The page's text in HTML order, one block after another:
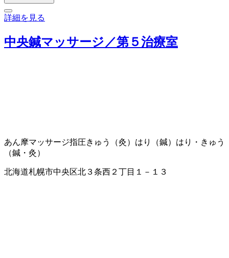
詳細を見る
中央鍼マッサージ／第５治療室
あん摩マッサージ指圧きゅう（灸） はり（鍼） はり・きゅう
（鍼・灸）
北海道札幌市中央区北３条西２丁目１－１３